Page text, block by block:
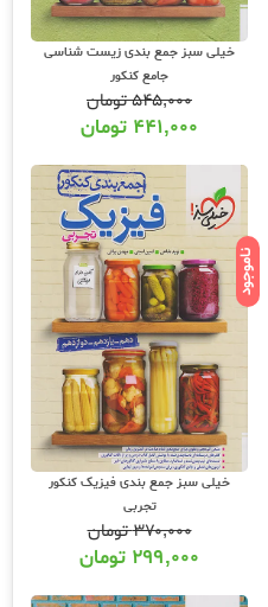
خیلی سبز جمع بندی زیست شناسی
جامع کنکور
۵۴۵,۰۰۰تومان
۴۴۱,۰۰۰ تومان
ناموجود
خیلی سبز جمع بندی فیزیک کنکور
تجربی
۳۷۰,۰۰۰تومان
۲۹۹,۰۰۰ تومان